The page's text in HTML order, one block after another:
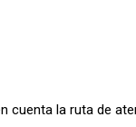
cuenta la ruta de